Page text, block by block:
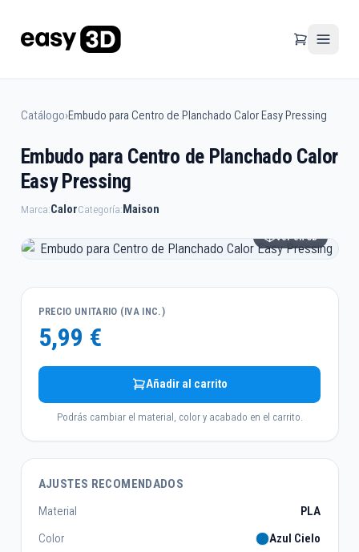
Catálogo›Embudo para Centro de Planchado Calor Easy Pressing
Embudo para Centro de Planchado Calor
Easy Pressing
Marca:CalorCategoría:Maison
Ver en 3D
PRECIO UNITARIO (IVA INC.)
5,99 €
Añadir al carrito
Podrás cambiar el material, color y acabado en el carrito.
AJUSTES RECOMENDADOS
Material
PLA
Color
Azul Cielo